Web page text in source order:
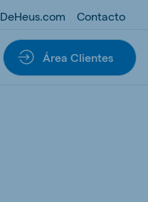
DeHeus.com Contacto
Área Clientes